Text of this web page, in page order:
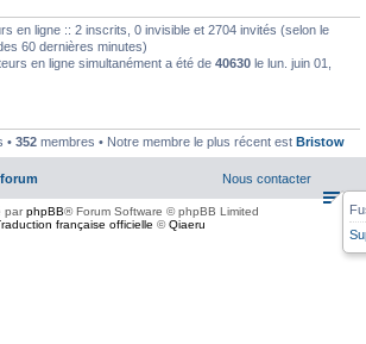
en ligne :: 2 inscrits, 0 invisible et 2704 invités (selon le
60 dernières minutes)
en ligne simultanément a été de 40630 le lun. juin 01,
• 352 membres • Notre membre le plus récent est Bristow
Nous contacter
parphpBB® Forum Software © phpBB Limited
française officielle ©Qiaeru